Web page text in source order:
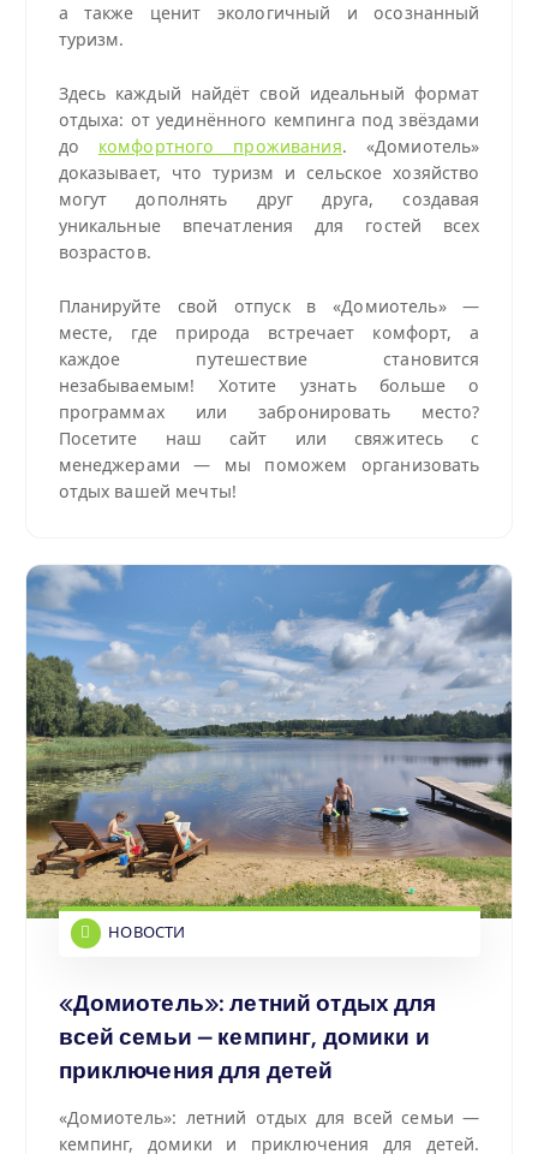
а также ценит экологичный и осознанный
туризм.
Здесь каждый найдёт свой идеальный формат
отдыха: от уединённого кемпинга под звёздами
до комфортного проживания. «Домиотель»
доказывает, что туризм и сельское хозяйство
могут дополнять друг друга, создавая
уникальные впечатления для гостей всех
возрастов.
Планируйте свой отпуск в «Домиотель» —
месте, где природа встречает комфорт, а
каждое путешествие становится
незабываемым! Хотите узнать больше о
программах или забронировать место?
Посетите наш сайт или свяжитесь с
менеджерами — мы поможем организовать
отдых вашей мечты!
НОВОСТИ
«Домиотель»: летний отдых для
всей семьи — кемпинг, домики и
приключения для детей
«Домиотель»: летний отдых для всей семьи —
кемпинг, домики и приключения для детей.